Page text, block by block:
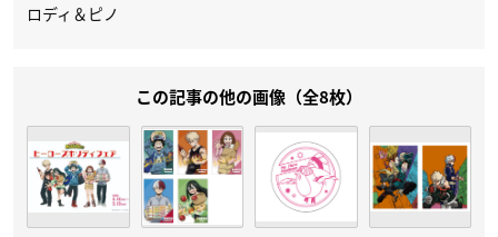
ロディ＆ピノ
この記事の他の画像（全8枚）